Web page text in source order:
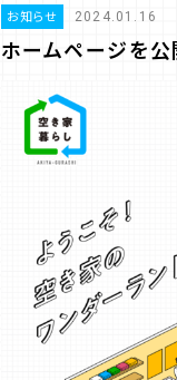
お知らせ 2024.01.16
ホームページを公